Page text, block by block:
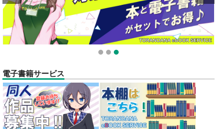
1 2 3
電子書籍サービス